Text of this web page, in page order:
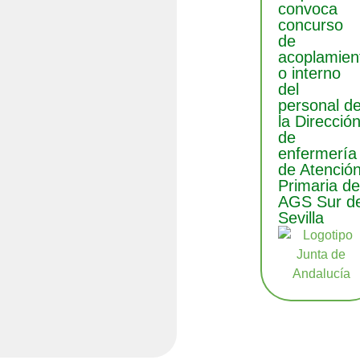
convoca
concurso
de
o interno
del
personal
la Dirección
de
enfermería
de Atención
Primaria del
AGS Sur
Sevilla